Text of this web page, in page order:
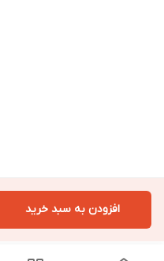
افزودن به سبد خرید